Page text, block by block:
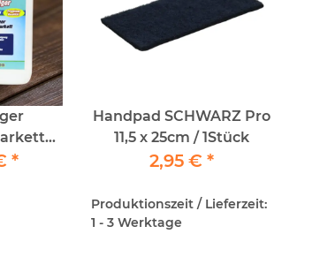
*
Handpad SCHWARZ Pro
11,5 x 25cm / 1Stück
2,95 €*
Produktionszeit / Lieferzeit:
1 - 3 Werktage